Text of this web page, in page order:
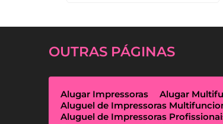
OUTRAS PÁGINAS
Alugar Impressoras Alugar
Aluguel de Impressoras
Aluguel de Impressoras